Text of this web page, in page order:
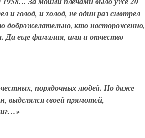
голод, и холод, не один раз смотрел
доброжелательно, кто настороженно,
Да еще фамилия, имя и отчество
порядочных людей. Но даже
выделялся своей прямотой,